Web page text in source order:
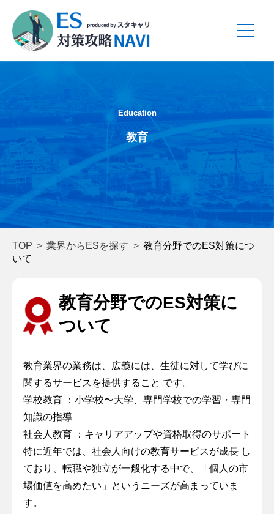
教育
Education
TOP 業界からESを探す
教育分野でのES対策につ
いて
教育分野でのES対策に
ついて
教育業界の業務は、広義には、生徒に対して学びに
関するサービスを提供すること です。
学校教育 ：小学校〜大学、専門学校での学習・専門
知識の指導
社会人教育 ：キャリアアップや資格取得のサポート
特に近年では、社会人向けの教育サービスが成長 し
ており、転職や独立が一般化する中で、「個人の市
場価値を高めたい」というニーズが高まっていま
す。